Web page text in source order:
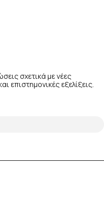
σχετικά με νέες
επιστημονικές εξελίξεις.